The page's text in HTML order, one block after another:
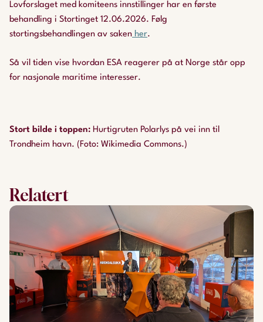
Lovforslaget med komiteens innstillinger har en første
behandling i Stortinget 12.06.2026. Følg
stortingsbehandlingen av saken her.
Så vil tiden vise hvordan ESA reagerer på at Norge står opp
for nasjonale maritime interesser.
Stort bilde i toppen: Hurtigruten Polarlys på vei inn til
Trondheim havn. (Foto: Wikimedia Commons.)
Relatert